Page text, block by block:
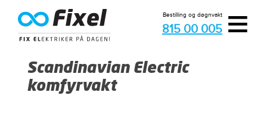
≡
Bestilling og døgnvakt
815 00 005
Scandinavian Electric
komfyrvakt